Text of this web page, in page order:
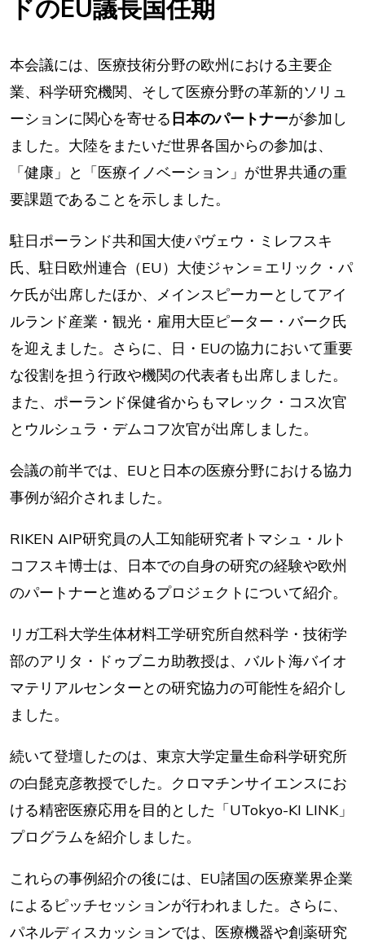
ドのEU議長国任期
本会議には、医療技術分野の欧州における主要企
業、科学研究機関、そして医療分野の革新的ソリュ
ーションに関心を寄せる 日本のパートナーが参加し
ました。大陸をまたいだ世界各国からの参加は、
「健康」と「医療イノベーション」が世界共通の重
要課題であることを示しました。
駐日ポーランド共和国大使パヴェウ・ミレフスキ
氏、駐日欧州連合（EU）大使ジャン＝エリック・パ
ケ氏が出席したほか、メインスピーカーとしてアイ
ルランド産業・観光・雇用大臣ピーター・バーク氏
を迎えました。さらに、日・EUの協力において重要
な役割を担う行政や機関の代表者も出席しました。
また、ポーランド保健省からもマレック・コス次官
とウルシュラ・デムコフ次官が出席しました。
会議の前半では、EUと日本の医療分野における協力
事例が紹介されました。
RIKEN AIP研究員の人工知能研究者トマシュ・ルト
コフスキ博士は、日本での自身の研究の経験や欧州
のパートナーと進めるプロジェクトについて紹介。
リガ工科大学生体材料工学研究所自然科学・技術学
部のアリタ・ドゥブニカ助教授は、バルト海バイオ
マテリアルセンターとの研究協力の可能性を紹介し
ました。
続いて登壇したのは、東京大学定量生命科学研究所
の白髭克彦教授でした。クロマチンサイエンスにお
ける精密医療応用を目的とした「UTokyo-KI LINK」
プログラムを紹介しました。
これらの事例紹介の後には、EU諸国の医療業界企業
によるピッチセッションが行われました。さらに、
パネルディスカッションでは、医療機器や創薬研究